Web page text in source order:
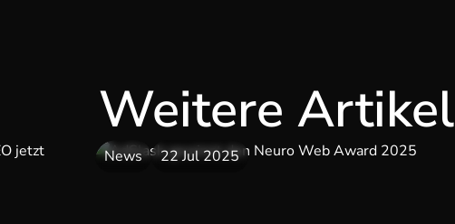
Weitere Artikel
News 22 Jul 2025